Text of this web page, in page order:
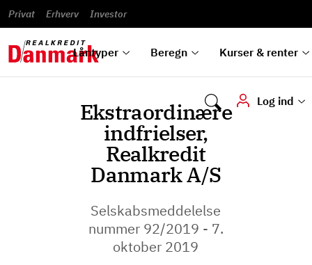
Privat Erhverv Investor
Låntyper Beregn Kurser & renter
Log ind
til bolig
Alle
låntyper
omlægning
Se alle
beregnere
Renteprognose
Bestil
kursovervågning
rentetilpasning
vilkår
Blanketter
Samarbejdspartnere
guides
hvad
vi kan
tilbyde
Ekstraordinære
indfrielser,
Realkredit
Danmark A/S
Selskabsmeddelelse
nummer 92/2019 - 7.
oktober 2019